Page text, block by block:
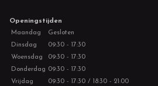
Openingstijden
Maandag
Gesloten
Dinsdag
09:30 - 17:30
Woensdag
09:30 - 17:30
Donderdag 09:30 - 17:30
Vrijdag
09:30 - 17:30 / 18:30 - 21:00